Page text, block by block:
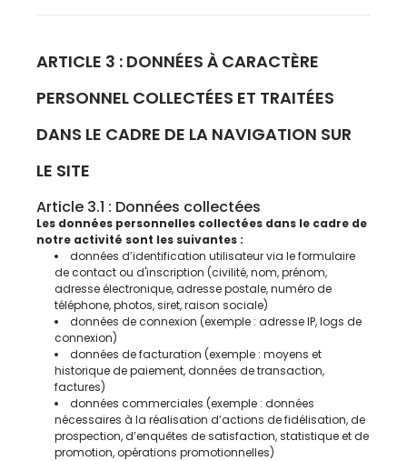
ARTICLE 3 : DONNÉES À CARACTÈRE
PERSONNEL COLLECTÉES ET TRAITÉES
DANS LE CADRE DE LA NAVIGATION SUR
LE SITE
Article 3.1 : Données collectées
Les données personnelles collectées dans le cadre de
notre activité sont les suivantes :
données d’identification utilisateur via le formulaire
de contact ou d'inscription (civilité, nom, prénom,
adresse électronique, adresse postale, numéro de
téléphone, photos, siret, raison sociale)
données de connexion (exemple : adresse IP, logs de
connexion)
données de facturation (exemple : moyens et
historique de paiement, données de transaction,
factures)
données commerciales (exemple : données
nécessaires à la réalisation d’actions de fidélisation, de
prospection, d’enquêtes de satisfaction, statistique et de
promotion, opérations promotionnelles)